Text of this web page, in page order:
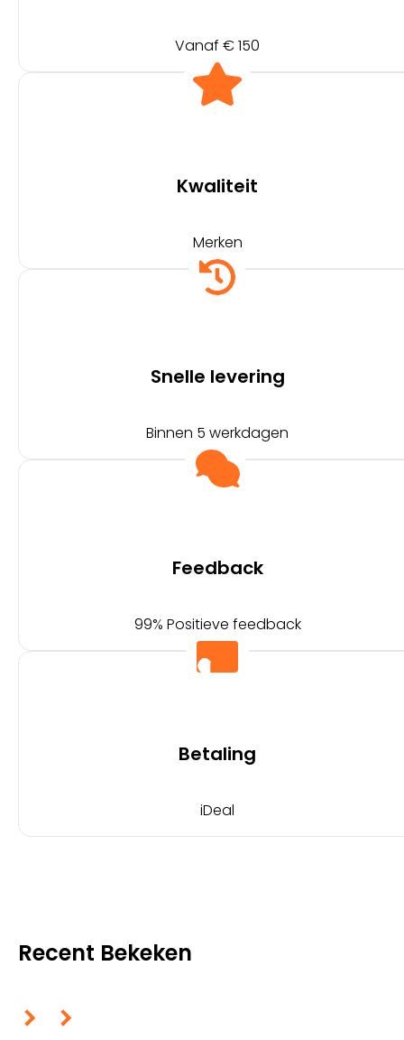
Vanaf € 150
Kwaliteit
Merken
Snelle levering
Binnen 5 werkdagen
Feedback
99% Positieve feedback
Betaling
iDeal
Recent Bekeken